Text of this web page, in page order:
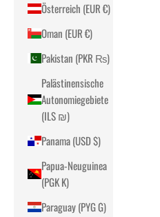
Österreich (EUR €)
Oman (EUR €)
Pakistan (PKR ₨)
Palästinensische
Autonomiegebiete
(ILS ₪)
Panama (USD $)
Papua-Neuguinea
(PGK K)
Paraguay (PYG ₲)